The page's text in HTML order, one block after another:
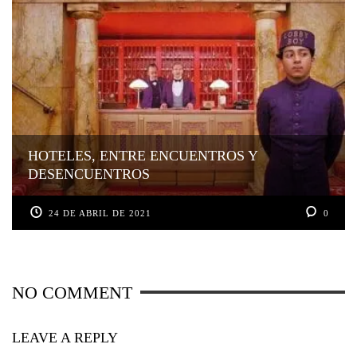
HOTELES, ENTRE ENCUENTROS Y
DESENCUENTROS
24 DE ABRIL DE 2021 0
NO COMMENT
LEAVE A REPLY